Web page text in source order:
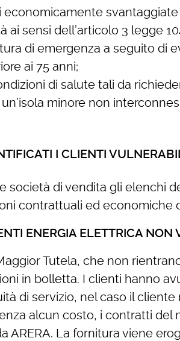
svantaggiate
ai sensi dell’articolo 3 legge
di emergenza a seguito di
ai 75 anni;
di salute tali da
minore non
I CLIENTI
società di vendita gli elenchi
contrattuali ed economiche
ENERGIA ELETTRICA NON
Tutela, che non
in bolletta. I clienti hanno
di servizio, nel caso il
alcun costo, i contratti del
ARERA. La fornitura viene